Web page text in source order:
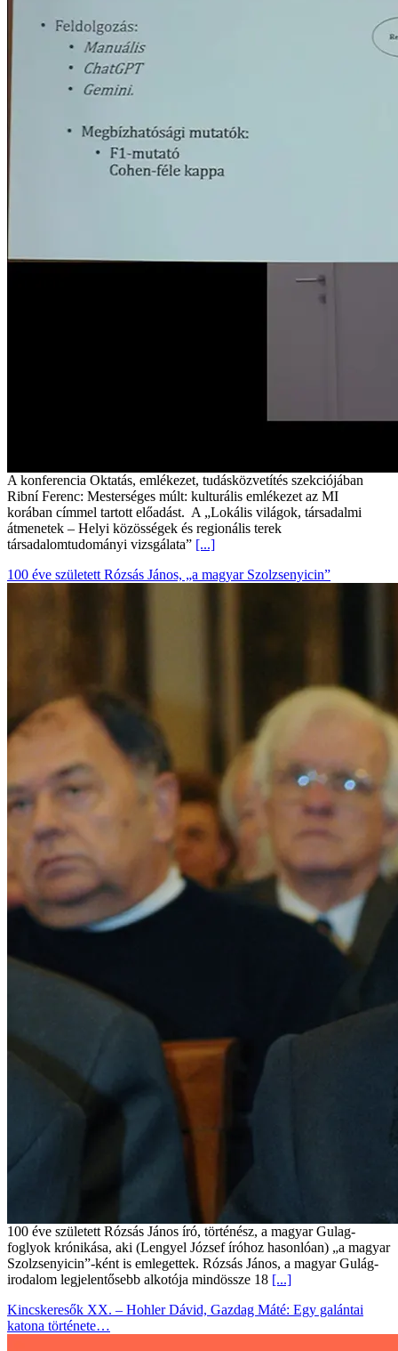
A konferencia Oktatás, emlékezet, tudásközvetítés szekciójában
Ribní Ferenc: Mesterséges múlt: kulturális emlékezet az MI
korában címmel tartott előadást. A „Lokális világok, társadalmi
átmenetek – Helyi közösségek és regionális terek
társadalomtudományi vizsgálata” [...]
100 éve született Rózsás János, „a magyar Szolzsenyicin”
100 éve született Rózsás János író, történész, a magyar Gulag-
foglyok krónikása, aki (Lengyel József íróhoz hasonlóan) „a magyar
Szolzsenyicin”-ként is emlegettek. Rózsás János, a magyar Gulág-
irodalom legjelentősebb alkotója mindössze 18 [...]
Kincskeresők XX. – Hohler Dávid, Gazdag Máté: Egy galántai
katona története…